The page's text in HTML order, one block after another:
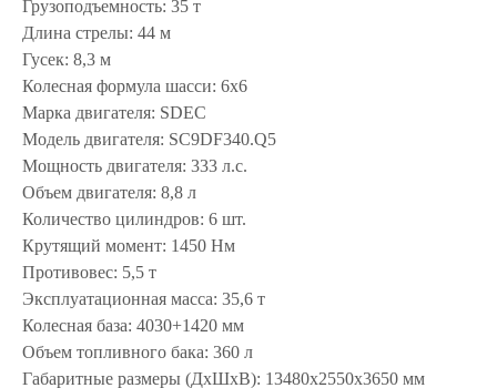
Грузоподъемность: 35 т
Длина стрелы: 44 м
Гусек: 8,3 м
Колесная формула шасси: 6х6
Марка двигателя: SDEC
Модель двигателя: SC9DF340.Q5
Мощность двигателя: 333 л.с.
Объем двигателя: 8,8 л
Количество цилиндров: 6 шт.
Крутящий момент: 1450 Нм
Противовес: 5,5 т
Эксплуатационная масса: 35,6 т
Колесная база: 4030+1420 мм
Объем топливного бака: 360 л
Габаритные размеры (ДхШхВ): 13480x2550x3650 мм